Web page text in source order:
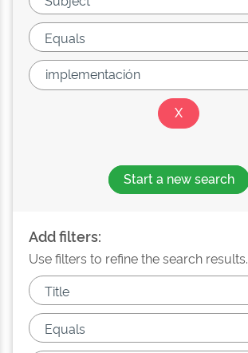
Start a new search
Add filters:
Use filters to refine the search results.